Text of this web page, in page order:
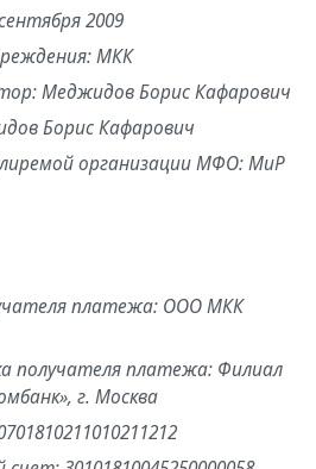
2009
МКК
Меджидов Борис Кафарович
Борис Кафарович
организации МФО: МиР
платежа: ООО МКК
получателя платежа: Филиал
г. Москва